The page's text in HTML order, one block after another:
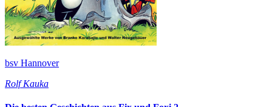
bsv Hannover
Rolf Kauka